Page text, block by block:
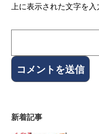
上に表示された文字を入
新着記事